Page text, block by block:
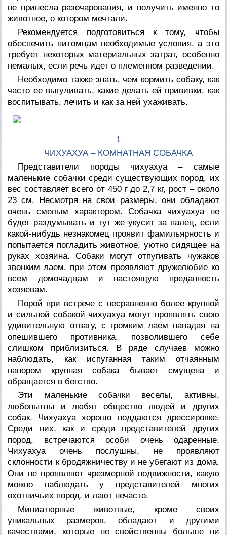
не принесла разочарования, и получить именно то
животное, о котором мечтали.
Рекомендуется подготовиться к тому, чтобы
обеспечить питомцам необходимые условия, а это
требует некоторых материальных затрат, особенно
немалых, если речь идет о племенном разведении.
Необходимо также знать, чем кормить собаку, как
часто ее выгуливать, какие делать ей прививки, как
воспитывать, лечить и как за ней ухаживать.
1
ЧИХУАХУА – КОМНАТНАЯ СОБАЧКА
Представители породы чихуахуа – самые
маленькие собачки среди существующих пород, их
вес составляет всего от 450 г до 2,7 кг, рост – около
23 см. Несмотря на свои размеры, они обладают
очень смелым характером. Собачка чихуахуа не
будет раздумывать и тут же укусит за палец, если
какой-нибудь незнакомец проявит фамильярность и
попытается погладить животное, уютно сидящее на
руках хозяина. Собаки могут отпугивать чужаков
звонким лаем, при этом проявляют дружелюбие ко
всем домочадцам и настоящую преданность
хозяевам.
Порой при встрече с несравненно более крупной
и сильной собакой чихуахуа могут проявлять свою
удивительную отвагу, с громким лаем нападая на
опешившего противника, позволившего себе
слишком приблизиться. В ряде случаев можно
наблюдать, как испуганная таким отчаянным
напором крупная собака бывает смущена и
обращается в бегство.
Эти маленькие собачки веселы, активны,
любопытны и любят общество людей и других
собак. Чихуахуа хорошо поддаются дрессировке.
Среди них, как и среди представителей других
пород, встречаются особи очень одаренные.
Чихуахуа очень послушны, не проявляют
склонности к бродяжничеству и не убегают из дома.
Они не проявляют чрезмерной подвижности, какую
можно наблюдать у представителей многих
охотничьих пород, и лают нечасто.
Миниатюрные животные, кроме своих
уникальных размеров, обладают и другими
качествами, которые не свойственны больше ни